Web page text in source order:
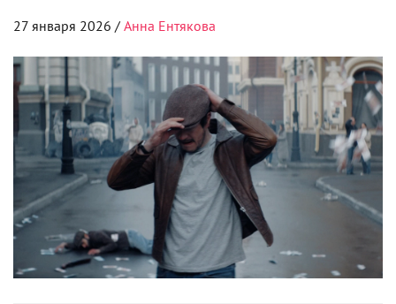
27 января 2026 / Анна Ентякова